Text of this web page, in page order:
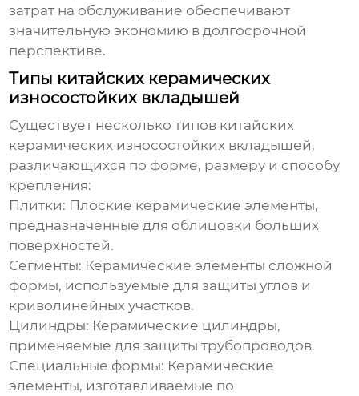
затрат на обслуживание обеспечивают
значительную экономию в долгосрочной
перспективе.
Типы китайских керамических
износостойких вкладышей
Существует несколько типов китайских
керамических износостойких вкладышей,
различающихся по форме, размеру и способу
крепления:
Плитки: Плоские керамические элементы,
предназначенные для облицовки больших
поверхностей.
Сегменты: Керамические элементы сложной
формы, используемые для защиты углов и
криволинейных участков.
Цилиндры: Керамические цилиндры,
применяемые для защиты трубопроводов.
Специальные формы: Керамические
элементы, изготавливаемые по